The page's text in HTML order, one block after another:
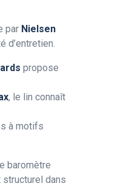
par Nielsen
d’entretien.
propose
, le lin connaît
à motifs
baromètre
dans